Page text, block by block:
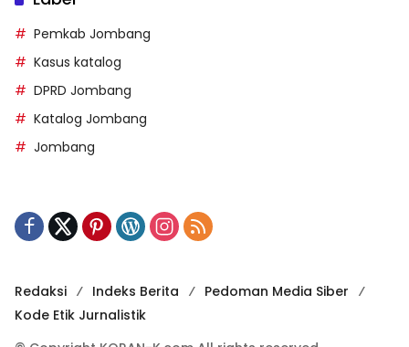
Pemkab Jombang
Kasus katalog
DPRD Jombang
Katalog Jombang
Jombang
Redaksi Indeks Berita
Pedoman Media Siber
Kode Etik Jurnalistik